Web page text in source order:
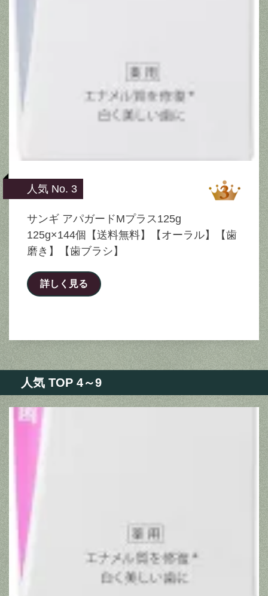
人気 No. 3
サンギ アパガードMプラス125g
125g×144個【送料無料】【オーラル】【歯
磨き】【歯ブラシ】
詳しく見る
人気 TOP 4～9